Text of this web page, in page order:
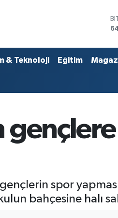
& Teknoloji Eğitim
spor
bahçesine halı